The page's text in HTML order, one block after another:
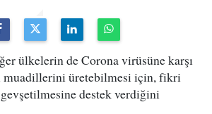
ülkelerin de Corona virüsüne karşı
muadillerini üretebilmesi için, fikri
destek verdiğini